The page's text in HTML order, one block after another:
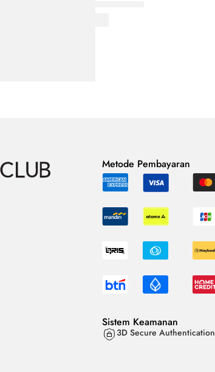
Metode Pembayaran
Sistem Keamanan
3D Secure Authentication